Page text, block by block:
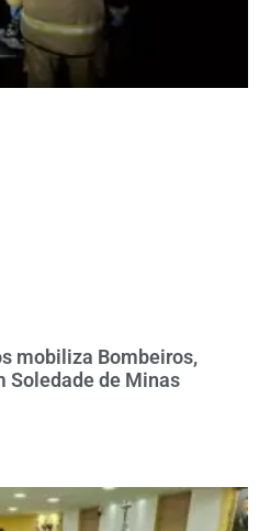
mobiliza Bombeiros,
Soledade de Minas